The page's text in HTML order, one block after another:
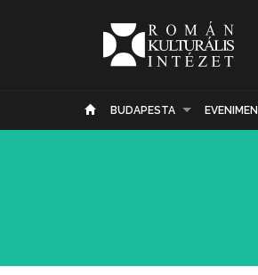
BUDAPESTA